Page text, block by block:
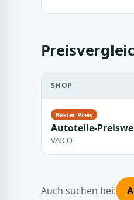
SHOP
Autoteile-
VAICO
Auch suchen bei: